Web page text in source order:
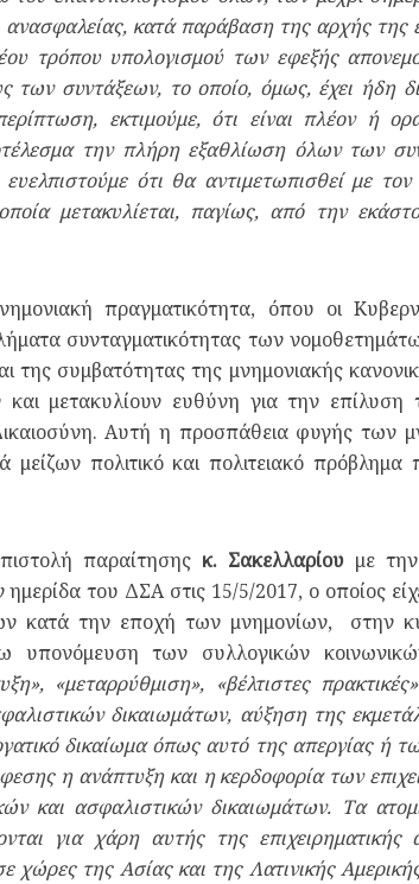
κατά παράβαση της αρχής
τρόπου υπολογισμού των εφεξής
των συντάξεων, το οποίο, όμως, έχει ήδη
εκτιμούμε, ότι είναι πλέον ή
την πλήρη εξαθλίωση όλων των
ότι θα αντιμετωπισθεί με
μετακυλίεται, παγίως, από την
πραγματικότητα, όπου οι
συνταγματικότητας των
της συμβατότητας της μνημονιακής
και μετακυλίουν ευθύνη για την
Αυτή η προσπάθεια φυγής των
πολιτικό και πολιτειακό
παραίτησης κ. Σακελλαρίου με
ημερίδα του ΔΣΑ στις 15/5/2017, ο οποίος
κατά την εποχή των μνημονίων, στην
υπονόμευση των συλλογικών
«μεταρρύθμιση», «βέλτιστες
δικαιωμάτων, αύξηση της
δικαίωμα όπως αυτό της απεργίας ή
η ανάπτυξη και η κερδοφορία των
και ασφαλιστικών δικαιωμάτων. Τα
για χάρη αυτής της
χώρες της Ασίας και της Λατινικής